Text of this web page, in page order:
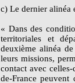
c) Le dernier alinéa
« Dans des
territoriales et
deuxième alinéa
leurs missions,
contact avec
de-France peuvent